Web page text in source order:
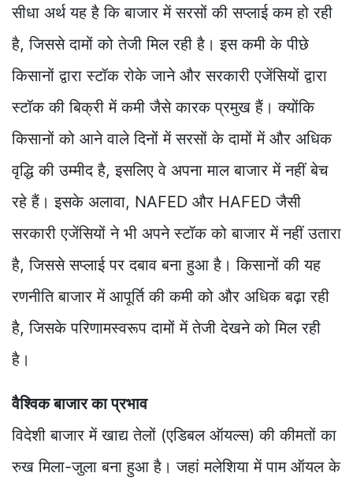
सीधा अर्थ यह है कि बाजार में सरसों की सप्लाई कम हो रही
है, जिससे दामों को तेजी मिल रही है। इस कमी के पीछे
किसानों द्वारा स्टॉक रोके जाने और सरकारी एजेंसियों द्वारा
स्टॉक की बिक्री में कमी जैसे कारक प्रमुख हैं। क्योंकि
किसानों को आने वाले दिनों में सरसों के दामों में और अधिक
वृद्धि की उम्मीद है, इसलिए वे अपना माल बाजार में नहीं बेच
रहे हैं। इसके अलावा, NAFED और HAFED जैसी
सरकारी एजेंसियों ने भी अपने स्टॉक को बाजार में नहीं उतारा
है, जिससे सप्लाई पर दबाव बना हुआ है। किसानों की यह
रणनीति बाजार में आपूर्ति की कमी को और अधिक बढ़ा रही
है, जिसके परिणामस्वरूप दामों में तेजी देखने को मिल रही
है।
वैश्विक बाजार का प्रभाव
विदेशी बाजार में खाद्य तेलों (एडिबल ऑयल्स) की कीमतों का
रुख मिला-जुला बना हुआ है। जहां मलेशिया में पाम ऑयल के